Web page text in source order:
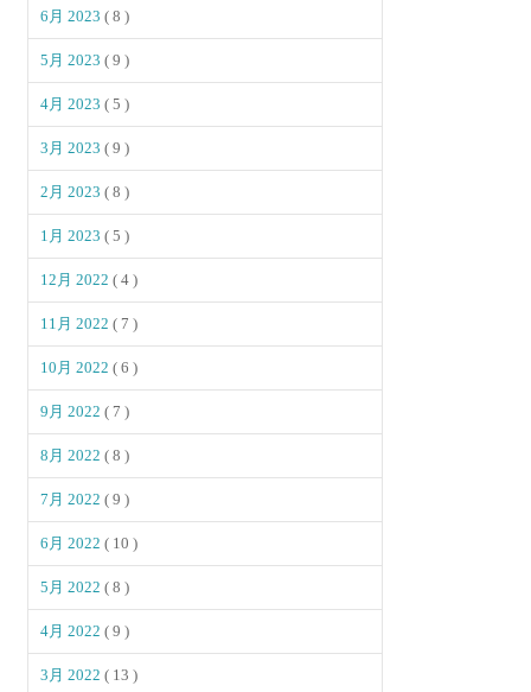
6月 2023( 8 )
5月 2023( 9 )
4月 2023( 5 )
3月 2023( 9 )
2月 2023( 8 )
1月 2023( 5 )
12月 2022( 4 )
11月 2022( 7 )
10月 2022( 6 )
9月 2022( 7 )
8月 2022( 8 )
7月 2022( 9 )
6月 2022( 10 )
5月 2022( 8 )
4月 2022( 9 )
3月 2022( 13 )